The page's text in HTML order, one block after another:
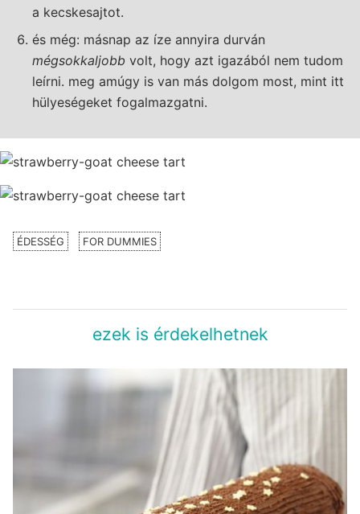
a kecskesajtot.
és még: másnap az íze annyira durván
mégsokkaljobb volt, hogy azt igazából nem tudom
leí­rni. meg amúgy is van más dolgom most, mint itt
hülyeségeket fogalmazgatni.
ÉDESSÉG FOR DUMMIES
ezek is érdekelhetnek